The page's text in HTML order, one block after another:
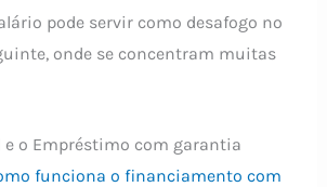
pode servir como desafogo no
onde se concentram muitas
e o Empréstimo com garantia
funciona o financiamento com